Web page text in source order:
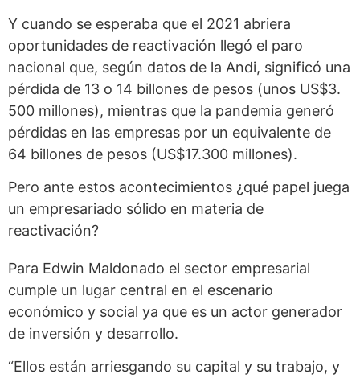
Y cuando se esperaba que el 2021 abriera
oportunidades de reactivación llegó el paro
nacional que, según datos de la Andi, significó una
pérdida de 13 o 14 billones de pesos (unos US$3.
500 millones), mientras que la pandemia generó
pérdidas en las empresas por un equivalente de
64 billones de pesos (US$17.300 millones).
Pero ante estos acontecimientos ¿qué papel juega
un empresariado sólido en materia de
reactivación?
Para Edwin Maldonado el sector empresarial
cumple un lugar central en el escenario
económico y social ya que es un actor generador
de inversión y desarrollo.
“Ellos están arriesgando su capital y su trabajo, y